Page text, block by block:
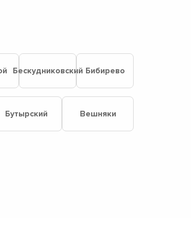
Бескудниковский Бибирево
Бутырский Вешняки